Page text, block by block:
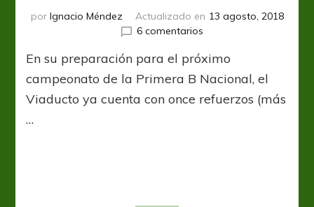
por Ignacio Méndez Actualizado en 13 agosto, 2018
6 comentarios
mercado
de
del
En su preparación para el próximo
campeonato de la Primera B Nacional, el
Viaducto ya cuenta con once refuerzos (más
…